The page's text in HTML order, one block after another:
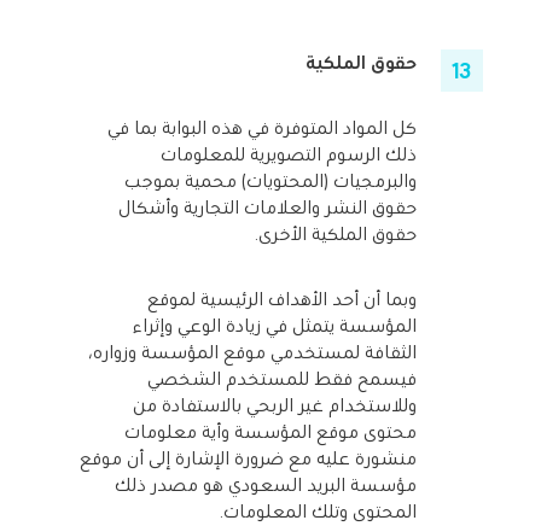
حقوق الملكية
كل المواد المتوفرة في هذه البوابة بما في
ذلك الرسوم التصويرية للمعلومات
والبرمجيات (المحتويات) محمية بموجب
حقوق النشر والعلامات التجارية وأشكال
حقوق الملكية الأخرى.
وبما أن أحد الأهداف الرئيسية لموقع
المؤسسة يتمثل في زيادة الوعي وإثراء
الثقافة لمستخدمي موقع المؤسسة وزواره،
فيسمح فقط للمستخدم الشخصي
وللاستخدام غير الربحي بالاستفادة من
محتوى موقع المؤسسة وأية معلومات
منشورة عليه مع ضرورة الإشارة إلى أن موقع
مؤسسة البريد السعودي هو مصدر ذلك
المحتوى وتلك المعلومات.